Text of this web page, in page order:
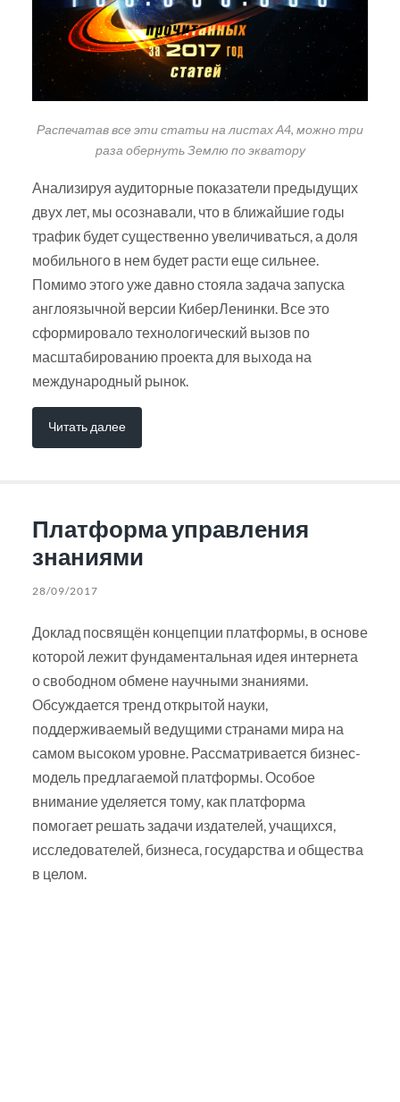
Распечатав все эти статьи на листах А4, можно три
раза обернуть Землю по экватору
Анализируя аудиторные показатели предыдущих
двух лет, мы осознавали, что в ближайшие годы
трафик будет существенно увеличиваться, а доля
мобильного в нем будет расти еще сильнее.
Помимо этого уже давно стояла задача запуска
англоязычной версии КиберЛенинки. Все это
сформировало технологический вызов по
масштабированию проекта для выхода на
международный рынок.
Читать далее
Платформа управления
знаниями
28/09/2017
Доклад посвящён концепции платформы, в основе
которой лежит фундаментальная идея интернета
о свободном обмене научными знаниями.
Обсуждается тренд открытой науки,
поддерживаемый ведущими странами мира на
самом высоком уровне. Рассматривается бизнес-
модель предлагаемой платформы. Особое
внимание уделяется тому, как платформа
помогает решать задачи издателей, учащихся,
исследователей, бизнеса, государства и общества
в целом.